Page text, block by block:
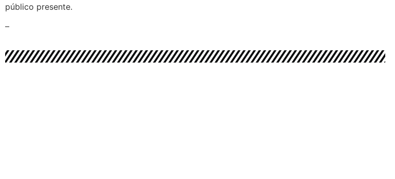
público presente.
–